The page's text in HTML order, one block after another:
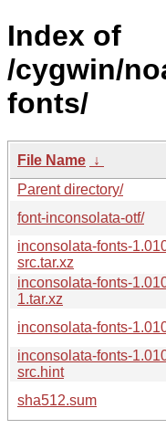
Index of
/cygwin/
fonts/
File Name ↓
Parent directory/
font-inconsolata-otf/
inconsolata-fonts-
src.tar.xz
inconsolata-fonts-
1.tar.xz
inconsolata-fonts-
inconsolata-fonts-
src.hint
sha512.sum